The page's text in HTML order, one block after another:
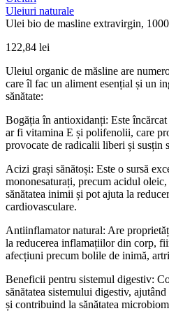
Uleiuri naturale
Ulei bio de masline extravirgin,
122,84 lei
Uleiul organic de măsline are
care îl fac un aliment esențial și un
sănătate:
Bogăția în antioxidanți: Este
ar fi vitamina E și polifenolii, care
provocate de radicalii liberi și susțin
Acizi grași sănătoși: Este o sursă
mononesaturați, precum acidul
sănătatea inimii și pot ajuta la
cardiovasculare.
Antiinflamator natural: Are
la reducerea inflamațiilor din corp,
afecțiuni precum bolile de inimă,
Beneficii pentru sistemul digestiv:
sănătatea sistemului digestiv,
și contribuind la sănătatea